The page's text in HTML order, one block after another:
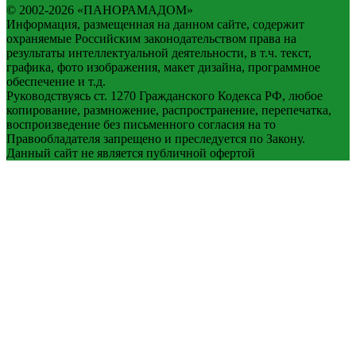
© 2002-2026 «ПАНОРАМАДОМ»
Информация, размещенная на данном сайте, содержит
охраняемые Российским законодательством права на
результаты интеллектуальной деятельности, в т.ч. текст,
графика, фото изображения, макет дизайна, программное
обеспечение и т.д.
Руководствуясь ст. 1270 Гражданского Кодекса РФ, любое
копирование, размножение, распространение, перепечатка,
воспроизведение без письменного согласия на то
Правообладателя запрещено и преследуется по Закону.
Данный сайт не является публичной офертой